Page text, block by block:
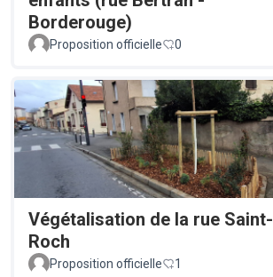
Borderouge)
Proposition officielle 0
Végétalisation de la rue Saint-
Roch
Proposition officielle 1